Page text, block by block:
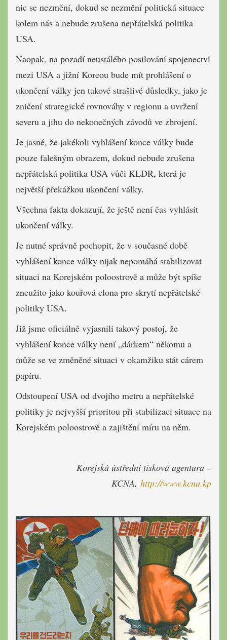
nic se nezmění, dokud se nezmění politická situace
kolem nás a nebude zrušena nepřátelská politika
USA.
Naopak, na pozadí neustálého posilování spojenectví
mezi USA a jižní Koreou bude mít prohlášení o
ukončení války jen takové strašlivé důsledky, jako je
zničení strategické rovnováhy v regionu a uvržení
severu a jihu do nekonečných závodů ve zbrojení.
Je jasné, že jakékoli vyhlášení konce války bude
pouze falešným obrazem, dokud nebude zrušena
nepřátelská politika USA vůči KLDR, která je
největší překážkou ukončení války.
Všechna fakta dokazují, že ještě není čas vyhlásit
ukončení války.
Je nutné správně pochopit, že v současné době
vyhlášení konce války nijak nepomáhá stabilizovat
situaci na Korejském poloostrově a může být spíše
zneužito jako kouřová clona pro skrytí nepřátelské
politiky USA.
Již jsme oficiálně vyjasnili takový postoj, že
vyhlášení konce války není „dárkem“ někomu a
může se ve změněné situaci v okamžiku stát cárem
papíru.
Odstoupení USA od dvojího metru a nepřátelské
politiky je nejvyšší prioritou při stabilizaci situace na
Korejském poloostrově a zajištění míru na něm.
Korejská ústřední tisková agentura –
KCNA, http://www.kcna.kp